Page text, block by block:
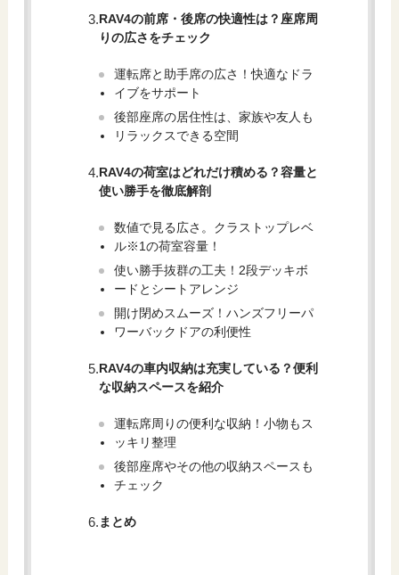
RAV4の前席・後席の快適性は？座席周
りの広さをチェック
運転席と助手席の広さ！快適なドラ
イブをサポート
後部座席の居住性は、家族や友人も
リラックスできる空間
RAV4の荷室はどれだけ積める？容量と
使い勝手を徹底解剖
数値で見る広さ。クラストップレベ
ル※1の荷室容量！
使い勝手抜群の工夫！2段デッキボ
ードとシートアレンジ
開け閉めスムーズ！ハンズフリーパ
ワーバックドアの利便性
RAV4の車内収納は充実している？便利
な収納スペースを紹介
運転席周りの便利な収納！小物もス
ッキリ整理
後部座席やその他の収納スペースも
チェック
まとめ